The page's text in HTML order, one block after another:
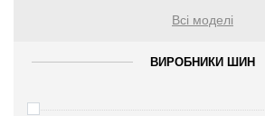
Всі моделі
ВИРОБНИКИ ШИН